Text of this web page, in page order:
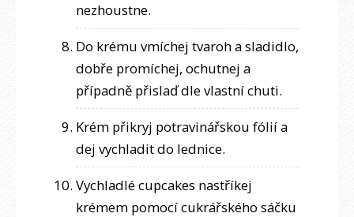
nezhoustne.
Do krému vmíchej tvaroh a sladidlo,
dobře promíchej, ochutnej a
případně přislaď dle vlastní chuti.
Krém přikryj potravinářskou fólií a
dej vychladit do lednice.
Vychladlé cupcakes nastříkej
krémem pomocí cukrářského sáčku